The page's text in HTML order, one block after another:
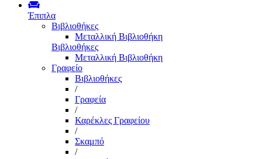
Έπιπλα
Βιβλιοθήκες
Μεταλλική Βιβλιοθήκη
Βιβλιοθήκες
Μεταλλική Βιβλιοθήκη
Γραφείο
Βιβλιοθήκες
/
Γραφεία
/
Καρέκλες Γραφείου
/
Σκαμπό
/